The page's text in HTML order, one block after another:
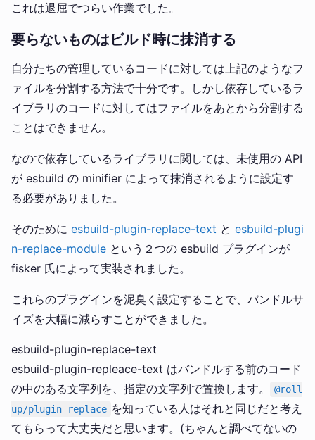
これは退屈でつらい作業でした。
要らないものはビルド時に抹消する
自分たちの管理しているコードに対しては上記のようなフ
ァイルを分割する方法で十分です。しかし依存しているラ
イブラリのコードに対してはファイルをあとから分割する
ことはできません。
なので依存しているライブラリに関しては、未使用の API
が esbuild の minifier によって抹消されるように設定す
る必要がありました。
そのために esbuild-plugin-replace-text と esbuild-plugi
n-replace-module という２つの esbuild プラグインが
fisker 氏によって実装されました。
これらのプラグインを泥臭く設定することで、バンドルサ
イズを大幅に減らすことができました。
esbuild-plugin-replace-text
esbuild-plugin-repleace-text はバンドルする前のコード
の中のある文字列を、指定の文字列で置換します。
@roll
up/plugin-replace を知っている人はそれと同じだと考え
てもらって大丈夫だと思います。(ちゃんと調べてないの